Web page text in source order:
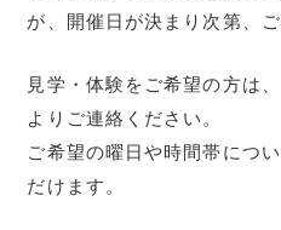
が、開催日が決まり次第、
見学・体験をご希望の方は
よりご連絡ください。
ご希望の曜日や時間帯につ
だけます。